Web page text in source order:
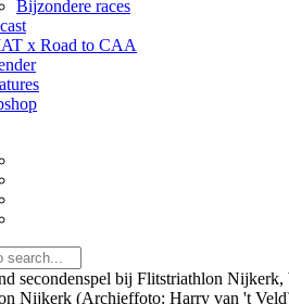
Bijzondere races
x Road to CAA
Nijkerk (Archieffoto: Harry van 't